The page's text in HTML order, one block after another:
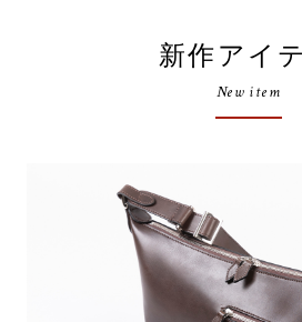
新作アイ
New item